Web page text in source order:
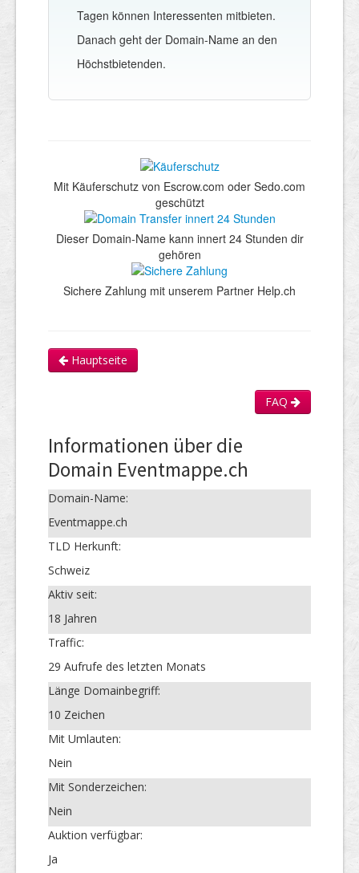
Tagen können Interessenten mitbieten.
Danach geht der Domain-Name an den
Höchstbietenden.
Mit Käuferschutz von Escrow.com oder Sedo.com
geschützt
Dieser Domain-Name kann innert 24 Stunden dir
gehören
Sichere Zahlung mit unserem Partner Help.ch
Hauptseite
FAQ
Informationen über die
Domain Eventmappe.ch
Domain-Name:
Eventmappe.ch
TLD Herkunft:
Schweiz
Aktiv seit:
18 Jahren
Traffic:
29 Aufrufe des letzten Monats
Länge Domainbegriff:
10 Zeichen
Mit Umlauten:
Nein
Mit Sonderzeichen:
Nein
Auktion verfügbar:
Ja